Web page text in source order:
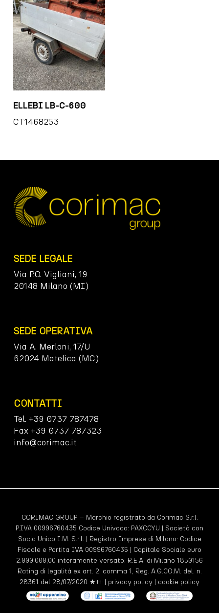
ELLEBI LB-C-600
CT1468253
SEDE LEGALE
Via P.O. Vigliani, 19
20148 Milano (MI)
SEDE OPERATIVA
Via A. Merloni, 17/U
62024 Matelica (MC)
CONTATTI
Tel. +39 0737 787478
Fax +39 0737 787323
info@corimac.it
CORIMAC GROUP – Marchio registrato da Corimac S.r.l.
P.IVA 00996760435 Codice Univoco: PAXCCYU | Società con
Socio Unico I.M. S.r.l. | Registro Imprese di Milano: Codice
Fiscale e Partita IVA 00996760435 | Capitale Sociale euro
2.000.000,00 interamente versato. R.E.A. di Milano 1850156
Rating di legalità ex art. 2, comma 1, Reg. A.G.CO.M. del. n.
28361 del 28/07/2020 ★++ | privacy policy | cookie policy